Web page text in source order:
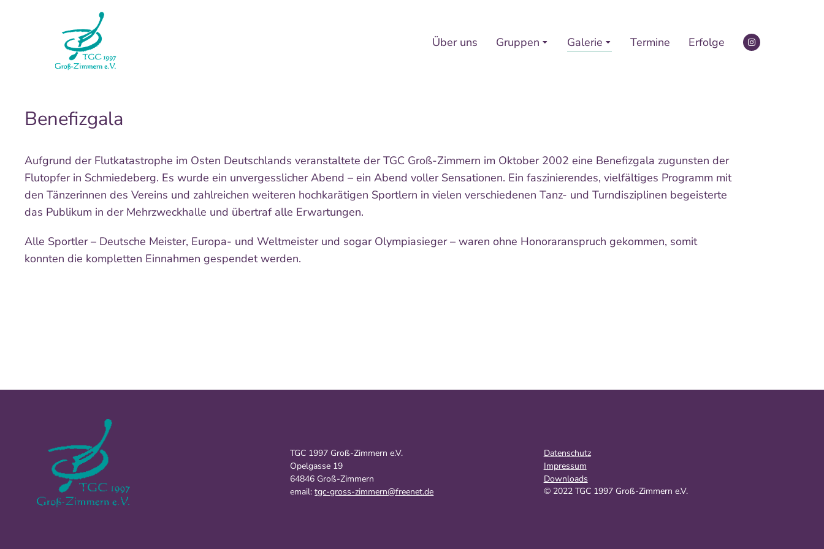
Über uns Gruppen Galerie Termine Erfolge
Benefizgala
Aufgrund der Flutkatastrophe im Osten Deutschlands veranstaltete der TGC Groß-Zimmern im Oktober 2002 eine Benefizgala zugunsten der
Flutopfer in Schmiedeberg. Es wurde ein unvergesslicher Abend – ein Abend voller Sensationen. Ein faszinierendes, vielfältiges Programm mit
den Tänzerinnen des Vereins und zahlreichen weiteren hochkarätigen Sportlern in vielen verschiedenen Tanz- und Turndisziplinen begeisterte
das Publikum in der Mehrzweckhalle und übertraf alle Erwartungen.
Alle Sportler – Deutsche Meister, Europa- und Weltmeister und sogar Olympiasieger – waren ohne Honoraranspruch gekommen, somit
konnten die kompletten Einnahmen gespendet werden.
TGC 1997 Groß-Zimmern e.V.
Opelgasse 19
64846 Groß-Zimmern
email:tgc-gross-zimmern@freenet.de
Datenschutz
Impressum
Downloads
© 2022 TGC 1997 Groß-Zimmern e.V.